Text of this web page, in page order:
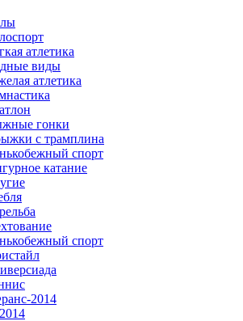
атлетика
виды
атлетика
гонки
с трамплина
спорт
катание
спорт
2014